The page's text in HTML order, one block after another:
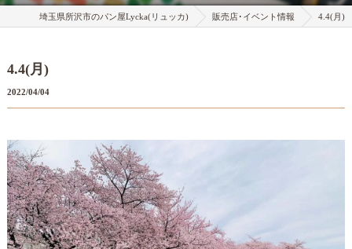
埼玉県所沢市のパン屋Lycka(リュッカ) 販売店･イベント情報 4.4(月)
4.4(月)
2022/04/04